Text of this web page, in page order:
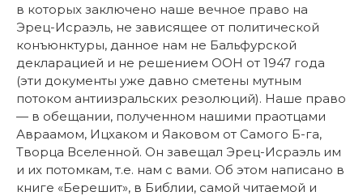
в которых заключено наше вечное право на
Эрец-Исраэль, не зависящее от политической
конъюнктуры, данное нам не Бальфурской
декларацией и не решением ООН от 1947 года
(эти документы уже давно сметены мутным
потоком антиизральских резолюций). Наше право
— в обещании, полученном нашими праотцами
Авраамом, Ицхаком и Яаковом от Самого Б-га,
Творца Вселенной. Он завещал Эрец-Исраэль им
и их потомкам, т.е. нам с вами. Об этом написано в
книге «Берешит», в Библии, самой читаемой и